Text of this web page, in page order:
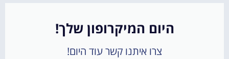
היום המיקרופון שלך!
צרו איתנו קשר עוד היום!